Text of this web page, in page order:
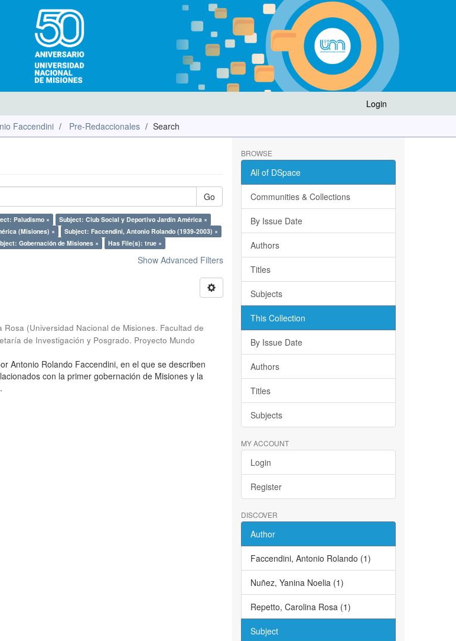
Login
Faccendini Pre-Redaccionales Search
Go
Paludismo ×
Subject: Club Social y Deportivo Jardín América ×
(Misiones) ×
Subject: Faccendini, Antonio Rolando (1939-2003) ×
Gobernación de Misiones × Has File(s): true ×
Show Advanced Filters
Rosa (Universidad Nacional de Misiones. Facultad de
de Investigación y Posgrado. Proyecto Mundo
Antonio Rolando Faccendini, en el que se describen
con la primer gobernación de Misiones y la
BROWSE
All of DSpace
Communities & Collections
By Issue Date
Authors
Titles
Subjects
This Collection
By Issue Date
Authors
Titles
Subjects
MY ACCOUNT
Login
Register
DISCOVER
Author
Faccendini, Antonio Rolando (1)
Nuñez, Yanina Noelia (1)
Repetto, Carolina Rosa (1)
Subject